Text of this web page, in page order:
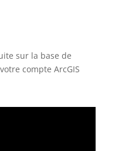
sur la base de
compte ArcGIS